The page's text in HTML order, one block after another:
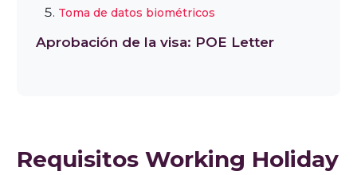
Toma de datos biométricos
Aprobación de la visa: POE Letter
Requisitos Working Holiday